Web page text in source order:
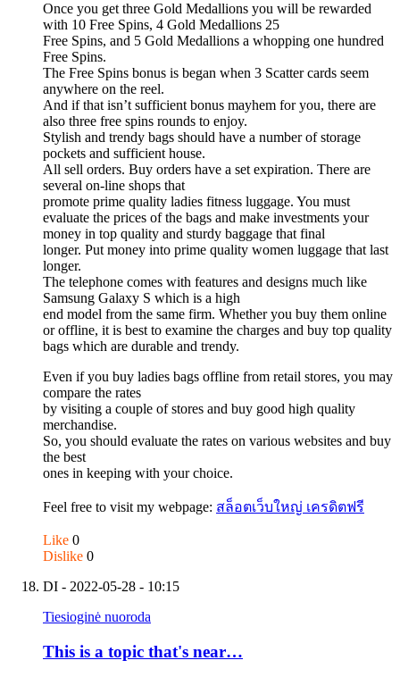
Once you get three Gold Medallions you will be rewarded
with 10 Free Spins, 4 Gold Medallions 25
Free Spins, and 5 Gold Medallions a whopping one hundred
Free Spins.
The Free Spins bonus is began when 3 Scatter cards seem
anywhere on the reel.
And if that isn’t sufficient bonus mayhem for you, there are
also three free spins rounds to enjoy.
Stylish and trendy bags should have a number of storage
pockets and sufficient house.
All sell orders. Buy orders have a set expiration. There are
several on-line shops that
promote prime quality ladies fitness luggage. You must
evaluate the prices of the bags and make investments your
money in top quality and sturdy baggage that final
longer. Put money into prime quality women luggage that last
longer.
The telephone comes with features and designs much like
Samsung Galaxy S which is a high
end model from the same firm. Whether you buy them online
or offline, it is best to examine the charges and buy top quality
bags which are durable and trendy.
Even if you buy ladies bags offline from retail stores, you may
compare the rates
by visiting a couple of stores and buy good high quality
merchandise.
So, you should evaluate the rates on various websites and buy
the best
ones in keeping with your choice.
Feel free to visit my webpage: สล็อตเว็บใหญ่ เครดิตฟรี
Like 0
Dislike 0
DI - 2022-05-28 - 10:15
Tiesioginė nuoroda
This is a topic that's near…